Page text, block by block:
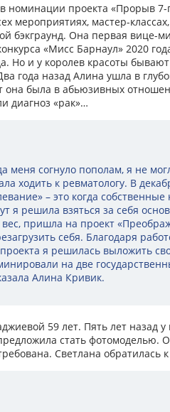
номинации проекта «Прорыв 7-
мероприятиях, мастер-
бэкграунд. Она первая вице-
«Мисс Барнаул» 2020
Но и у королев красоты
года назад Алина ушла в
она была в абьюзивных
диагноз «рак»…
меня согнуло пополам, я не
ходить к ревматологу. В
– это когда собственные
я решила взяться за себя
пришла на проект
себя. Благодаря
я решилась выложить
на две
Алина Кривик.
59 лет. Пять лет назад
стать фотомоделью.
Светлана обратилась